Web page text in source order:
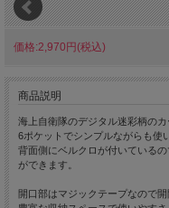
価格:2,970円(税込)
商品説明
海上自衛隊のデジタル迷彩柄のカ
6ポケットでシンプルながらも使
背面側にベルクロが付いている
ができます。
開口部はマジックテープなので開